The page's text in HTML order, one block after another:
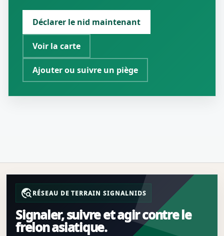
Déclarer le nid maintenant
Voir la carte
Ajouter ou suivre un piège
travel_exploreRÉSEAU DE TERRAIN SIGNALNIDS
Signaler, suivre et agir contre le
frelon asiatique.